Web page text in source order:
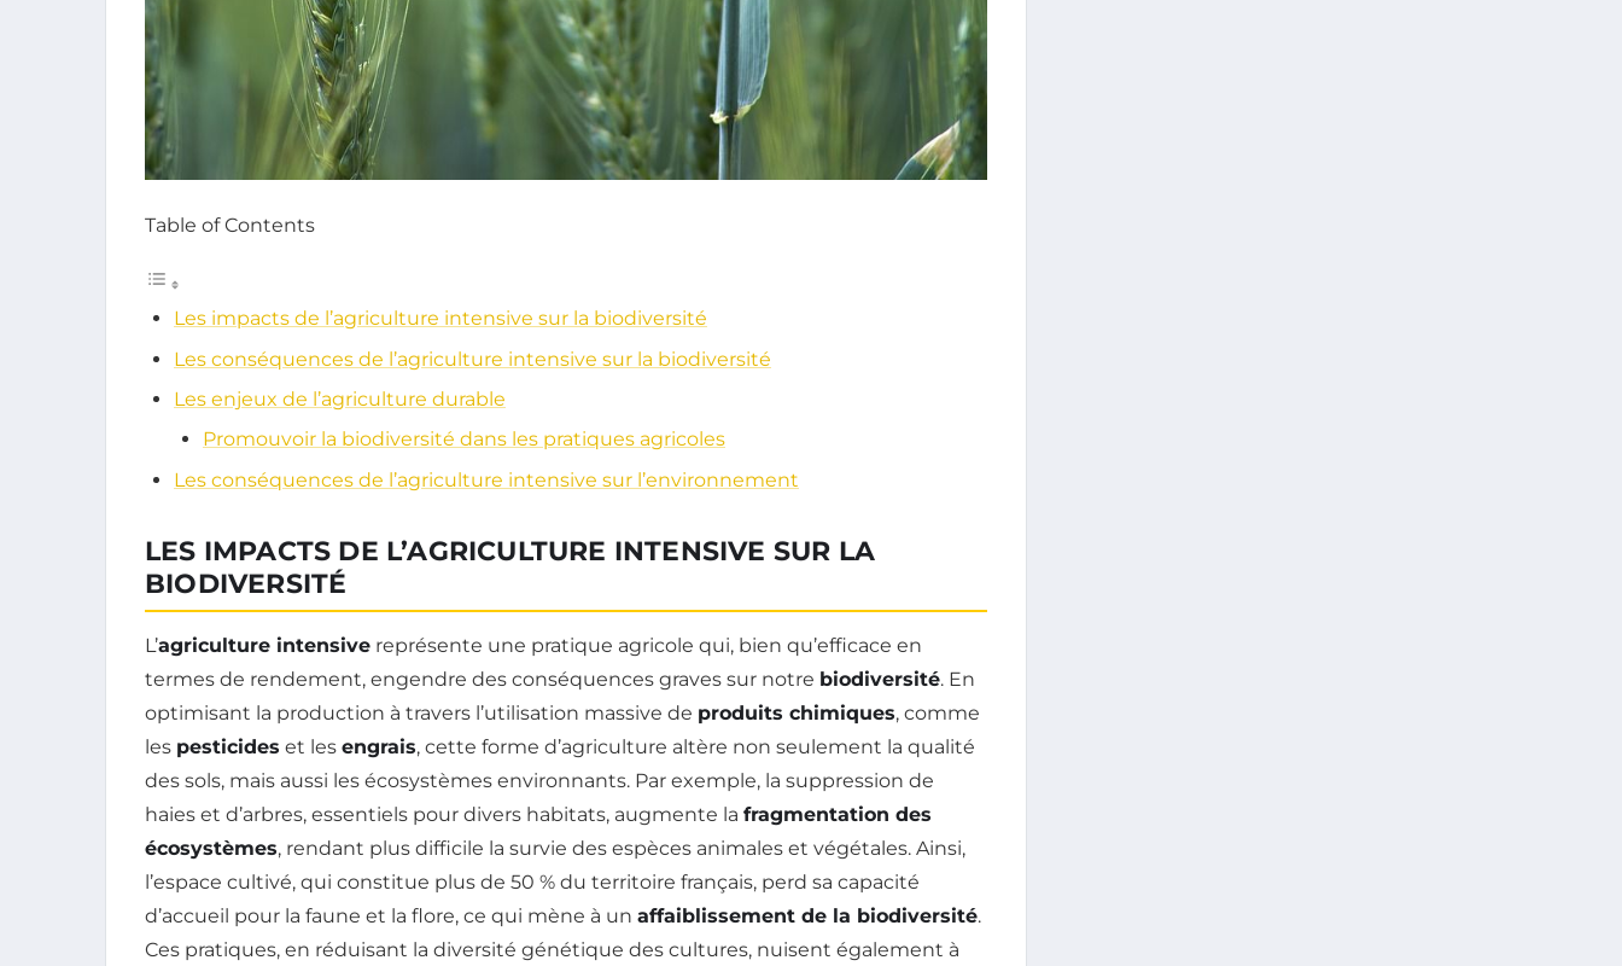
Table of Contents
Les impacts de l’agriculture intensive sur la biodiversité
Les conséquences de l’agriculture intensive sur la biodiversité
Les enjeux de l’agriculture durable
Promouvoir la biodiversité dans les pratiques agricoles
Les conséquences de l’agriculture intensive sur l’environnement
LES IMPACTS DE L’AGRICULTURE INTENSIVE SUR LA
BIODIVERSITÉ
L’agriculture intensive représente une pratique agricole qui, bien qu’efficace en
termes de rendement, engendre des conséquences graves sur notre biodiversité. En
optimisant la production à travers l’utilisation massive de produits chimiques, comme
les pesticides et les engrais, cette forme d’agriculture altère non seulement la qualité
des sols, mais aussi les écosystèmes environnants. Par exemple, la suppression de
haies et d’arbres, essentiels pour divers habitats, augmente la fragmentation des
écosystèmes, rendant plus difficile la survie des espèces animales et végétales. Ainsi,
l’espace cultivé, qui constitue plus de 50 % du territoire français, perd sa capacité
d’accueil pour la faune et la flore, ce qui mène à un affaiblissement de la biodiversité.
Ces pratiques, en réduisant la diversité génétique des cultures, nuisent également à